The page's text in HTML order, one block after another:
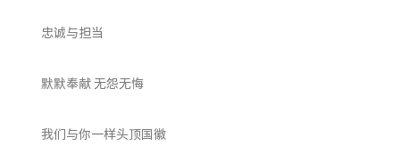
忠诚与担当
默默奉献 无怨无悔
我们与你一样头顶国徽